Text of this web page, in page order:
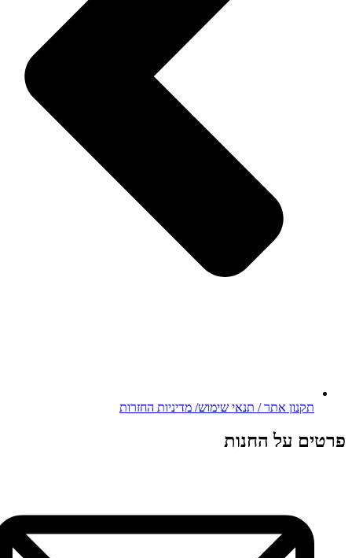
תקנון אתר / תנאי שימוש/ מדיניות החזרות
פרטים על החנות